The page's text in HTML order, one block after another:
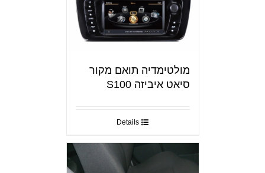
מולטימדיה תואם מקור
סיאט איביזה S100
Details